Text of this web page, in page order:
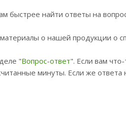
быстрее найти ответы на
о нашей продукции о
"Вопрос-ответ". Если вам
минуты. Если же